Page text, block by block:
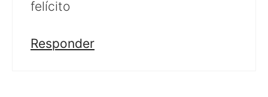
felícito
Responder